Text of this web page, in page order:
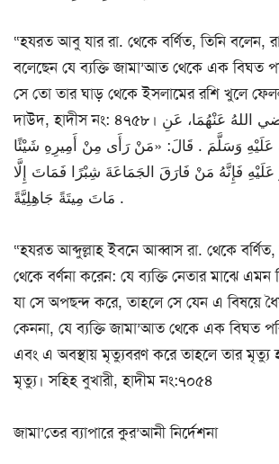
“হযরত আবু যার রা. থেকে বর্ণিত, তিনি বলেন,
বলেছেন যে ব্যক্তি জামা’আত থেকে এক বিঘত
সে তো তার ঘাড় থেকে ইসলামের রশি খুলে
দাউদ, হাদীস নং: ৪৭৫৮। عَنْ ابْن عَبَّاسٍ رضي اللهُ عَنْهُمَا، عَنِ
عَلَيْهِ وَسَلَّمَ . قَالَ: «مَنْ رَأَى مِنْ أَمِيرِهِ شَيْئًا
فَإِنَّهُ مَنْ فَارَقَ الجَمَاعَةَ شِبْرًا فَمَاتَ إِلَّا
مَاتَ مِيتَةً جَاهِلِيَّةً .
“হযরত আব্দুল্লাহ ইবনে আব্বাস রা. থেকে বর্ণিত,
থেকে বর্ণনা করেন: যে ব্যক্তি নেতার মাঝে এমন
যা সে অপছন্দ করে, তাহলে সে যেন এ বিষয়ে
কেননা, যে ব্যক্তি জামা’আত থেকে এক বিঘত
এবং এ অবস্থায় মৃত্যুবরণ করে তাহলে তার মৃত্যু
মৃত্যু। সহিহ বুখারী, হাদীম নং:৭০৫৪
জামা’তের ব্যাপারে কুর’আনী নির্দেশনা